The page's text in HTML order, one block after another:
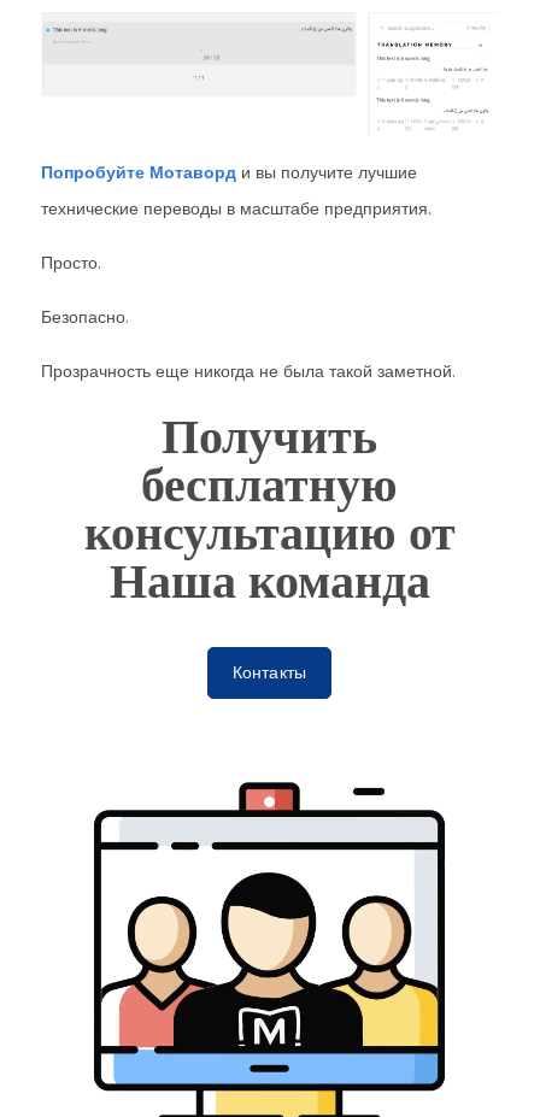
Попробуйте Мотаворд и вы получите лучшие
технические переводы в масштабе предприятия.
Просто.
Безопасно.
Прозрачность еще никогда не была такой заметной.
Получить
бесплатную
консультацию от
Наша команда
Контакты